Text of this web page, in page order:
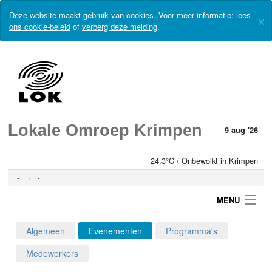
Deze website maakt gebruik van cookies. Voor meer informatie: lees
ons cookie-beleid of verberg deze melding. ×
Lokale Omroep Krimpen 9 aug '26
24.3°C / Onbewolkt in Krimpen
- -
MENU
Algemeen Evenementen
Programma's
Medewerkers